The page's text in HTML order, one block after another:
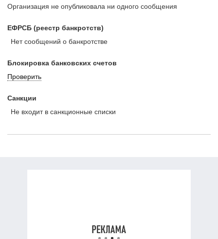
Организация не опубликовала ни одного сообщения
ЕФРСБ (реестр банкротств)
Нет сообщений о банкротстве
Блокировка банковских счетов
Проверить
Санкции
Не входит в санкционные списки